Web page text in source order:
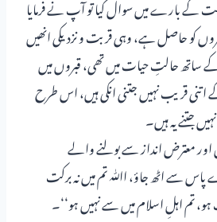
کے بارے میں سوال کیا تو آپ نے فرمایا
کو حاصل ہے، وہی قربت و نزدیکی انھیں
ساتھ حالتِ حیات میں تھی، قبروں میں
اتنی قریب نہیں جتنی انکی ہیں، اس طرح
جتنے یہ ہیں۔
معترض انداز سے بولنے والے
سے اٹھ جاؤ، اﷲ تم میں نہ برکت
تم اہلِ اسلام میں سے نہیں ہو‘‘۔